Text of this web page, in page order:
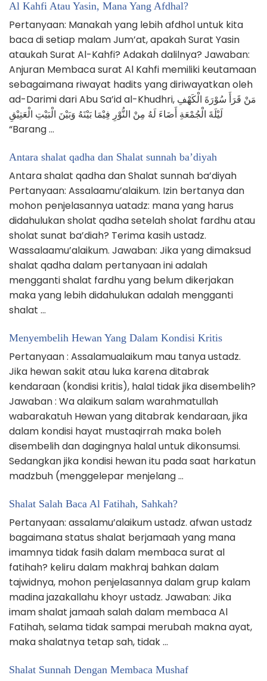
Al Kahfi Atau Yasin, Mana Yang Afdhal?
Pertanyaan: Manakah yang lebih afdhol untuk kita
baca di setiap malam Jum’at, apakah Surat Yasin
ataukah Surat Al-Kahfi? Adakah dalilnya? Jawaban:
Anjuran Membaca surat Al Kahfi memiliki keutamaan
sebagaimana riwayat hadits yang diriwayatkan oleh
ad-Darimi dari Abu Sa’id al-Khudhri, مَنْ قَرَأَ سُوْرَةَ الْكَهْفِ
لَيْلَةَ الْجُمْعَةِ أَضَاءَ لَهُ مِنْ النُّوْرِ فِيْمَا بَيْنَهُ وَبَيْنَ الْبَيْتِ الْعَتِيْقِ
“Barang …
Antara shalat qadha dan Shalat sunnah ba’diyah
Antara shalat qadha dan Shalat sunnah ba’diyah
Pertanyaan: Assalaamu’alaikum. Izin bertanya dan
mohon penjelasannya uatadz: mana yang harus
didahulukan sholat qadha setelah sholat fardhu atau
sholat sunat ba’diah? Terima kasih ustadz.
Wassalaamu’alaikum. Jawaban: Jika yang dimaksud
shalat qadha dalam pertanyaan ini adalah
mengganti shalat fardhu yang belum dikerjakan
maka yang lebih didahulukan adalah mengganti
shalat …
Menyembelih Hewan Yang Dalam Kondisi Kritis
Pertanyaan : Assalamualaikum mau tanya ustadz.
Jika hewan sakit atau luka karena ditabrak
kendaraan (kondisi kritis), halal tidak jika disembelih?
Jawaban : Wa alaikum salam warahmatullah
wabarakatuh Hewan yang ditabrak kendaraan, jika
dalam kondisi hayat mustaqirrah maka boleh
disembelih dan dagingnya halal untuk dikonsumsi.
Sedangkan jika kondisi hewan itu pada saat harkatun
madzbuh (menggelepar menjelang …
Shalat Salah Baca Al Fatihah, Sahkah?
Pertanyaan: assalamu’alaikum ustadz. afwan ustadz
bagaimana status shalat berjamaah yang mana
imamnya tidak fasih dalam membaca surat al
fatihah? keliru dalam makhraj bahkan dalam
tajwidnya, mohon penjelasannya dalam grup kalam
madina jazakallahu khoyr ustadz. Jawaban: Jika
imam shalat jamaah salah dalam membaca Al
Fatihah, selama tidak sampai merubah makna ayat,
maka shalatnya tetap sah, tidak …
Shalat Sunnah Dengan Membaca Mushaf